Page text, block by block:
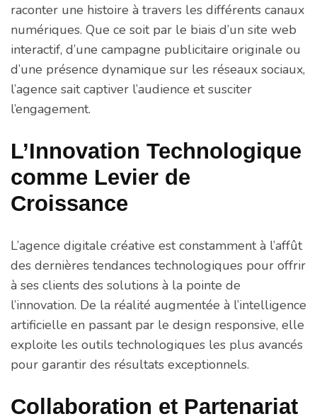
raconter une histoire à travers les différents canaux
numériques. Que ce soit par le biais d’un site web
interactif, d’une campagne publicitaire originale ou
d’une présence dynamique sur les réseaux sociaux,
l’agence sait captiver l’audience et susciter
l’engagement.
L’Innovation Technologique
comme Levier de
Croissance
L’agence digitale créative est constamment à l’affût
des dernières tendances technologiques pour offrir
à ses clients des solutions à la pointe de
l’innovation. De la réalité augmentée à l’intelligence
artificielle en passant par le design responsive, elle
exploite les outils technologiques les plus avancés
pour garantir des résultats exceptionnels.
Collaboration et Partenariat